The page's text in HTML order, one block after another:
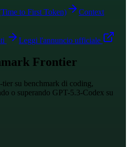
to First Token)
Context
Leggi l'annuncio ufficiale
Frontier
su benchmark di coding,
o superando GPT-5.3-Codex su